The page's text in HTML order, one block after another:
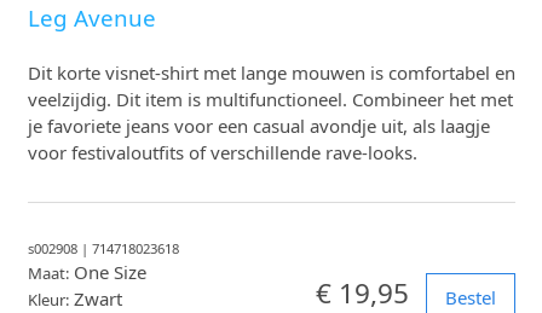
Leg Avenue
Dit korte visnet-shirt met lange mouwen is comfortabel en
veelzijdig. Dit item is multifunctioneel. Combineer het met
je favoriete jeans voor een casual avondje uit, als laagje
voor festivaloutfits of verschillende rave-looks.
s002908| 714718023618
Maat: One Size
Kleur: Zwart € 19,95 Bestel